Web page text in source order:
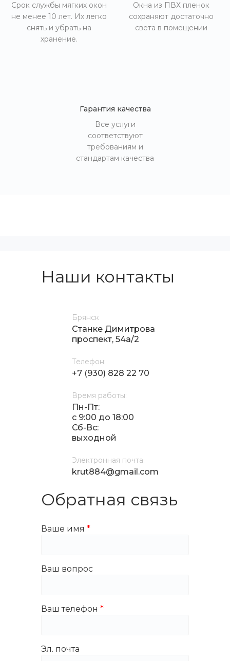
Срок службы мягких окон
не менее 10 лет. Их легко
снять и убрать на
хранение.
Окна из ПВХ пленок
сохраняют достаточно
света в помещении
Гарантия качества
Все услуги
соответствуют
требованиям и
стандартам качества
Наши контакты
Брянск
Станке Димитрова
проспект, 54а/2
Телефон:
+7 (930) 828 22 70
Время работы:
Пн-Пт:
с 9:00 до 18:00
Сб-Вс:
выходной
Электронная почта:
krut884@gmail.com
Обратная связь
Ваше имя
Ваш вопрос
Ваш телефон
Эл. почта